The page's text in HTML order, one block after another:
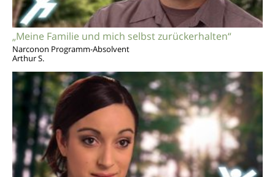
„Meine Familie und mich selbst zurückerhalten“
Narconon Programm-Absolvent
Arthur S.